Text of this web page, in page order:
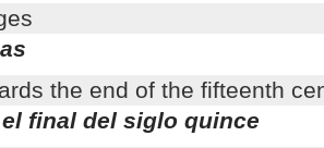
the end of the fifteenth
el final del siglo quince